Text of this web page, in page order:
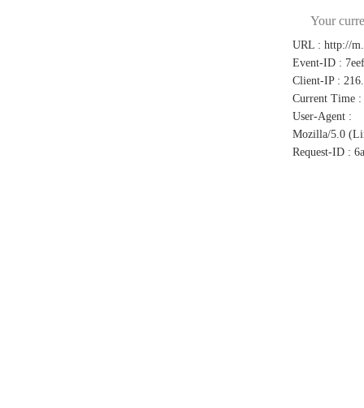
Your
URL : http://
Event-ID :
Client-IP :
Current Time :
User-Agent :
Mozilla/5.0
Request-ID :